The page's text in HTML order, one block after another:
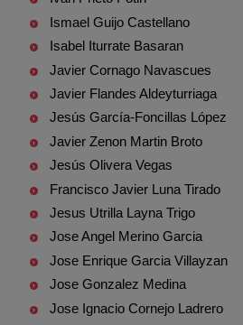
Ismael Guijo Castellano
Isabel Iturrate Basaran
Javier Cornago Navascues
Javier Flandes Aldeyturriaga
Jesús García-Foncillas López
Javier Zenon Martin Broto
Jesús Olivera Vegas
Francisco Javier Luna Tirado
Jesus Utrilla Layna Trigo
Jose Angel Merino Garcia
Jose Enrique Garcia Villayzan
Jose Gonzalez Medina
Jose Ignacio Cornejo Ladrero